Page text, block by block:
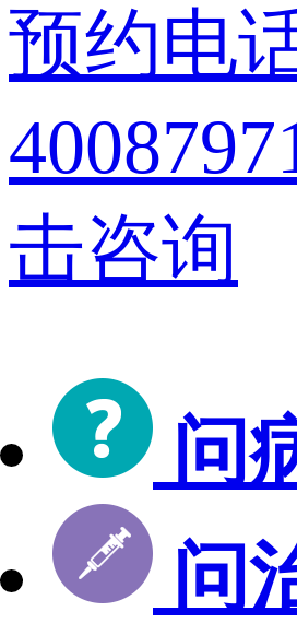
预约电
击咨询
问
问